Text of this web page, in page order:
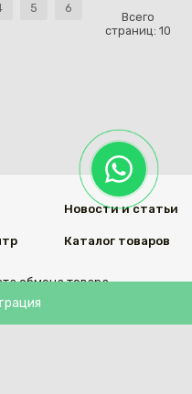
Всего
страниц:10
5 6
Новости и статьи
Каталог товаров
обмена товара